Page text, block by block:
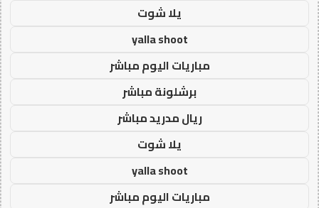
يلا شوت
yalla shoot
مباريات اليوم مباشر
برشلونة مباشر
ريال مدريد مباشر
يلا شوت
yalla shoot
مباريات اليوم مباشر